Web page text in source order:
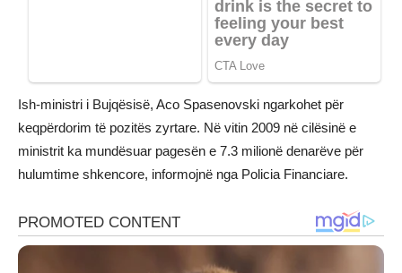
Ish-ministri i Bujqësisë, Aco Spasenovski ngarkohet për
keqpërdorim të pozitës zyrtare. Në vitin 2009 në cilësinë e
ministrit ka mundësuar pagesën e 7.3 milionë denarëve për
hulumtime shkencore, informojnë nga Policia Financiare.